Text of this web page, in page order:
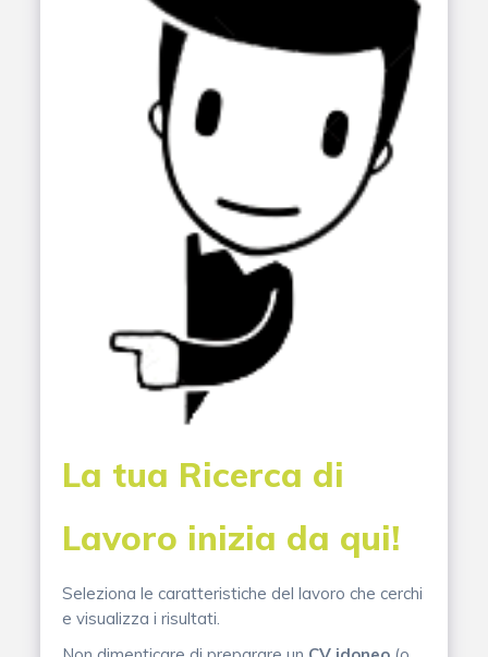
La tua Ricerca di
Lavoro inizia da qui!
Seleziona le caratteristiche del lavoro che cerchi
e visualizza i risultati.